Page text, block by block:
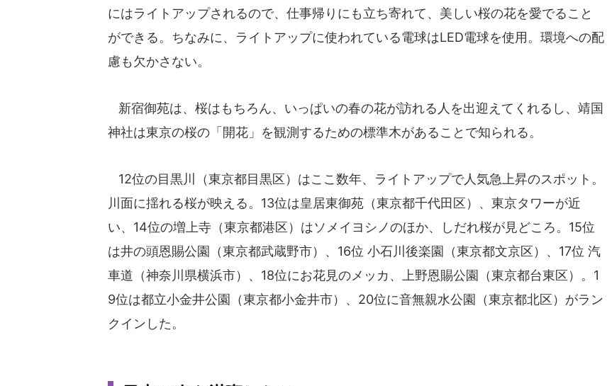
にはライトアップされるので、仕事帰りにも立ち寄れて、美しい桜の花を愛でること
ができる。ちなみに、ライトアップに使われている電球はLED電球を使用。環境への配
慮も欠かさない。
新宿御苑は、桜はもちろん、いっぱいの春の花が訪れる人を出迎えてくれるし、靖国
神社は東京の桜の「開花」を観測するための標準木があることで知られる。
12位の目黒川（東京都目黒区）はここ数年、ライトアップで人気急上昇のスポット。
川面に揺れる桜が映える。13位は皇居東御苑（東京都千代田区）、東京タワーが近
い、14位の増上寺（東京都港区）はソメイヨシノのほか、しだれ桜が見どころ。15位
は井の頭恩賜公園（東京都武蔵野市）、16位 小石川後楽園（東京都文京区）、17位 汽
車道（神奈川県横浜市）、18位にお花見のメッカ、上野恩賜公園（東京都台東区）。1
9位は都立小金井公園（東京都小金井市）、20位に音無親水公園（東京都北区）がラン
クインした。